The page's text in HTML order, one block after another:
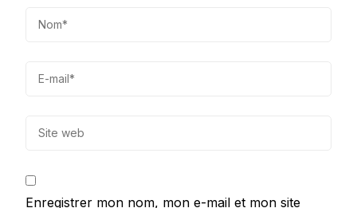
Enregistrer mon nom, mon e-mail et mon site